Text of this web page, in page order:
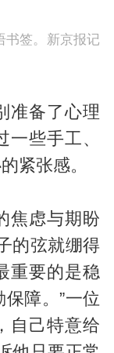
书签。新京报记
准备了心理
些手工、
紧张感。
焦虑与期盼
的弦就绷得
重要的是稳
障。”一位
自己特意给